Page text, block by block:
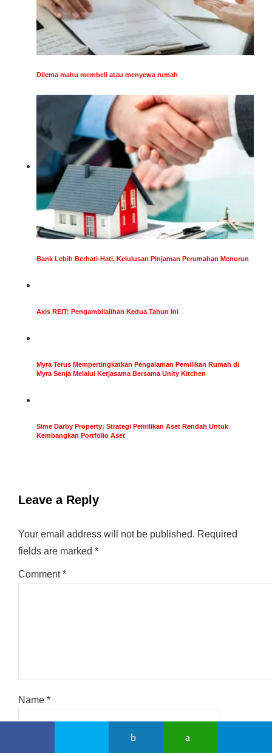
Dilema mahu membeli atau menyewa rumah
Bank Lebih Berhati-Hati, Kelulusan Pinjaman Perumahan Menurun
Axis REIT: Pengambilalihan Kedua Tahun Ini
Myra Terus Mempertingkatkan Pengalaman Pemilikan Rumah di
Myra Senja Melalui Kerjasama Bersama Unity Kitchen
Sime Darby Property: Strategi Pemilikan Aset Rendah Untuk
Kembangkan Portfolio Aset
Leave a Reply
Your email address will not be published. Required
fields are marked *
Comment*
Name *